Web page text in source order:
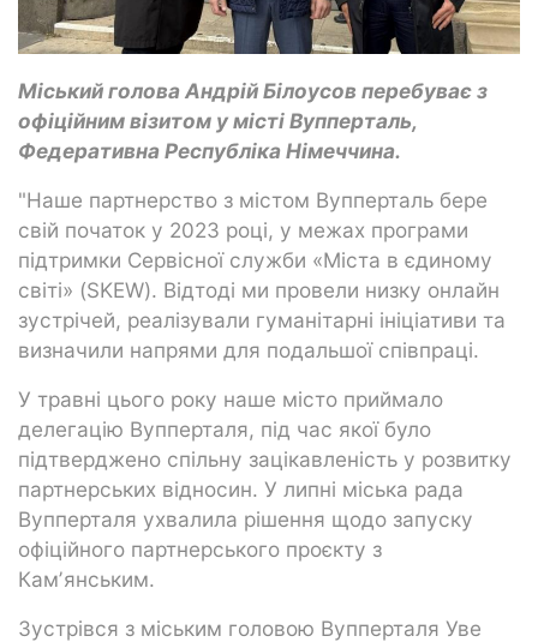
Міський голова Андрій Білоусов перебуває з
офіційним візитом у місті Вупперталь,
Федеративна Республіка Німеччина.
"Наше партнерство з містом Вупперталь бере
свій початок у 2023 році, у межах програми
підтримки Сервісної служби «Міста в єдиному
світі» (SKEW). Відтоді ми провели низку онлайн
зустрічей, реалізували гуманітарні ініціативи та
визначили напрями для подальшої співпраці.
У травні цього року наше місто приймало
делегацію Вупперталя, під час якої було
підтверджено спільну зацікавленість у розвитку
партнерських відносин. У липні міська рада
Вупперталя ухвалила рішення щодо запуску
офіційного партнерського проєкту з
Камʼянським.
Зустрівся з міським головою Вупперталя Уве